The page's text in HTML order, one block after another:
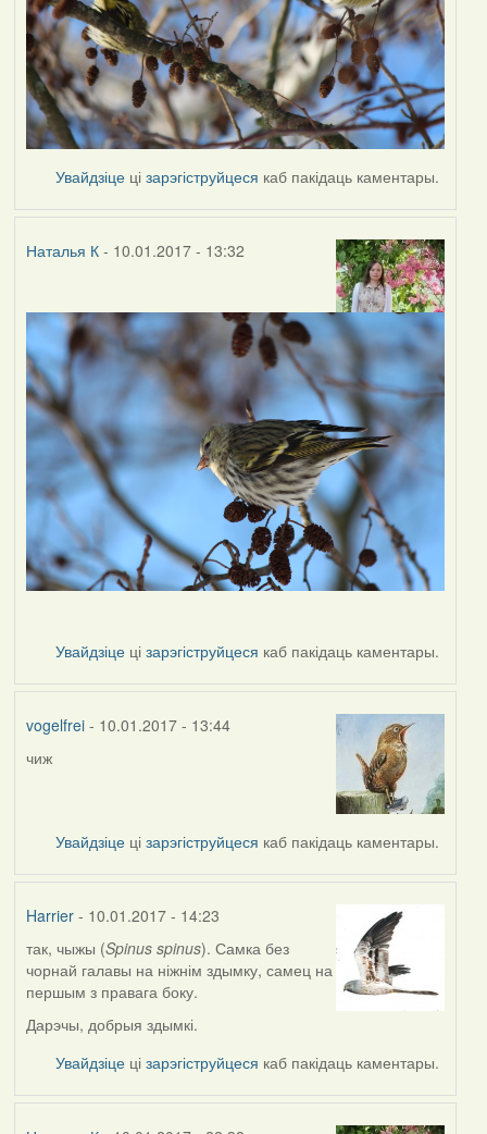
Увайдзіце цізарэгіструйцеся каб пакідаць каментары.
Наталья К- 10.01.2017 - 13:32
Увайдзіце цізарэгіструйцеся каб пакідаць каментары.
vogelfrei- 10.01.2017 - 13:44
In
К
чиж
Увайдзіце цізарэгіструйцеся каб пакідаць каментары.
Harrier- 10.01.2017 - 14:23
так, чыжы (Spinus spinus). Самка без
чорнай галавы на ніжнім здымку, самец на
першым з правага боку.
Дарэчы, добрыя здымкі.
Увайдзіце цізарэгіструйцеся каб пакідаць каментары.